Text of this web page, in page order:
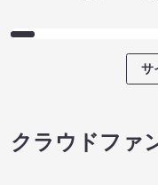
サ
クラウドファ